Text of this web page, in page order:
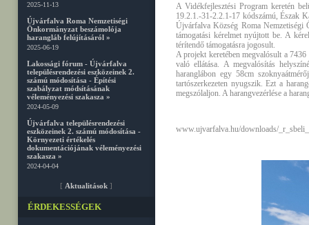
2025-11-13
Újvárfalva Roma Nemzetiségi
Önkormányzat beszámolója
harangláb felújításáról »
2025-06-19
Lakossági fórum - Újvárfalva
településrendezési eszközeinek 2.
számú módosítása - Építési
szabályzat módsításának
véleményezési szakasza »
2024-05-09
Újvárfalva településrendezési
eszközeinek 2. számú módosítása -
Környezeti értékelés
dokumentációjának véleményezési
szakasza »
2024-04-04
[ Aktualitások ]
ÉRDEKESSÉGEK
A Vidékfejlesztési Program keretén
19.2.1.-31-2.2.1-17 kódszámú, Észak
Újvárfalva Község Roma Nemzetiségi
támogatási kérelmet nyújtott be. A
térítendő támogatásra jogosult.
A projekt keretében megvalósult a
való ellátása. A megvalósítás
haranglábon egy 58cm
tartószerkezeten nyugszik. Ezt a
megszólaljon. A harangvezérlése a
www.ujvarfalva.hu/downloads/